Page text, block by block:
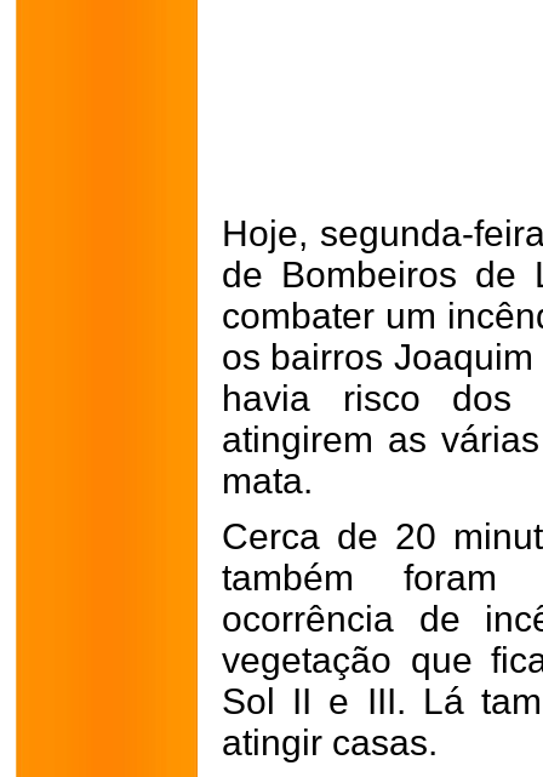
Hoje, segunda-
de Bombeiros de
combater um
os bairros
havia risco dos
atingirem as
mata.
Cerca de 20
também foram
ocorrência de
vegetação que
Sol II e III. Lá
atingir casas.